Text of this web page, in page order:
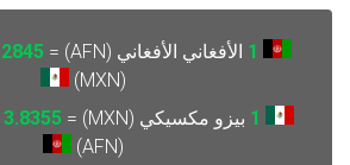
1 الأفغاني الأفغاني (AFN) =
(MXN)
1 بيزو مكسيكي (MXN) = 3.8355
(AFN)